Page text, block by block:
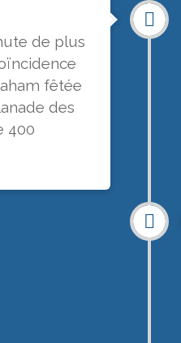
de plus
fêtée
des
400